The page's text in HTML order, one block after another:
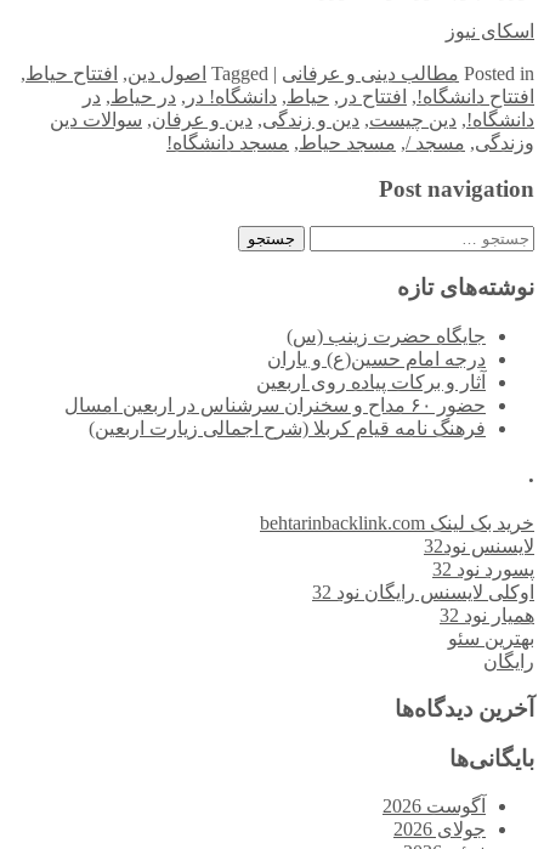
اسکای نیوز
Posted in مطالب دینی و عرفانی |
Tagged اصول دین, افتتاح حیاط,
افتتاح دانشگاه!, افتتاح در , حیاط, دانشگاه! در , در حیاط, در
دانشگاه!, دین چیست, دین و زندگی, دین و عرفان, سوالات دین
وزندگی, مسجد /, مسجد حیاط, مسجد دانشگاه!
Post navigation
جستجو
نوشته‌های تازه
جایگاه حضرت زینب (س)
درجه امام حسین(ع) و یاران
آثار و برکات پیاده روی اربعین
حضور ۶۰ مداح و سخنران سرشناس در اربعین امسال
فرهنگ نامه قیام کربلا (شرح اجمالی زیارت اربعین)
.
خرید بک لینک behtarinbacklink.com
لایسنس نود32
پسورد نود 32
اوکلی لایسنس رایگان نود 32
همیار نود 32
بهترین سئو
رایگان
آخرین دیدگاه‌ها
بایگانی‌ها
آگوست 2026
جولای 2026